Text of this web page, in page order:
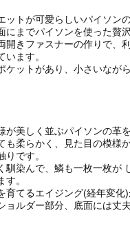
ットが可愛らしいパイソン
にまでパイソンを使った贅
開きファスナーの作りで、
ます。
ケットがあり、小さいなが
が美しく並ぶパイソンの革
も柔らかく、見た目の模様
りです。
馴染んで、鱗も一枚一枚が
。
育てるエイジング(経年変化)
ョルダー部分、底面には丈